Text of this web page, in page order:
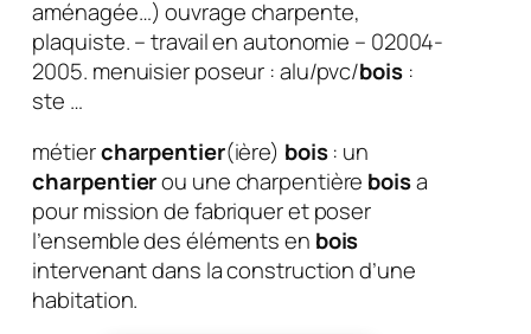
aménagée…) ouvrage charpente,
plaquiste. – travail en autonomie – 02004-
2005. menuisier poseur : alu/pvc/bois:
ste …
métiercharpentier(ière) bois: un
charpentierou une charpentière boisa
pour mission de fabriquer et poser
l’ensemble des éléments en bois
intervenant dans la construction d’une
habitation.